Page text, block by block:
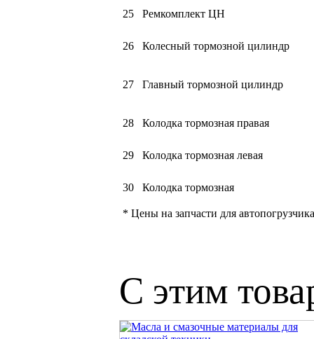
25 Ремкомплект ЦН
26 Колесный тормозной цилиндр
27 Главный тормозной цилиндр
28 Колодка тормозная правая
29 Колодка тормозная левая
30 Колодка тормозная
* Цены на запчасти для
С этим